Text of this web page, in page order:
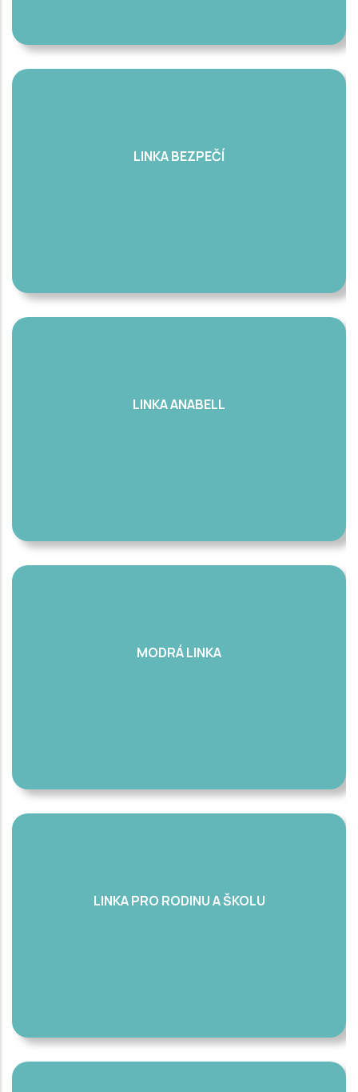
LINKA BEZPEČÍ
LINKA ANABELL
MODRÁ LINKA
LINKA PRO RODINU A ŠKOLU